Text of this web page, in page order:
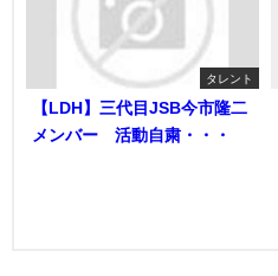
タレント
【LDH】三代目JSB今市隆二
メンバー 活動自粛・・・